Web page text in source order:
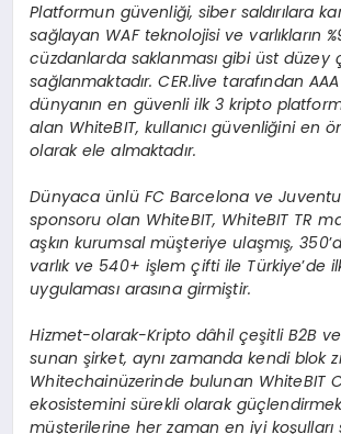
Platformun güvenliği, siber saldırılara
sağlayan WAF teknolojisi ve varlıkların
cüzdanlarda saklanması gibi üst düzey
sağlanmaktadır. CER.live tarafından
dünyanın en güvenli ilk 3 kripto
alan WhiteBIT, kullanıcı güvenliğini en ö
olarak ele almaktadır.
Dünyaca ünlü FC Barcelona ve
sponsoru olan WhiteBIT, WhiteBIT TR
aşkın kurumsal müşteriye ulaşmış, 350’
varlık ve 540+ işlem çifti ile Türkiye’de
uygulaması arasına girmiştir.
Hizmet-olarak-Kripto dâhil çeşitli B2B
sunan şirket, aynı zamanda kendi blok
Whitechainüzerinde bulunan WhiteBIT
ekosistemini sürekli olarak
müşterilerine her zaman en iyi koşulları